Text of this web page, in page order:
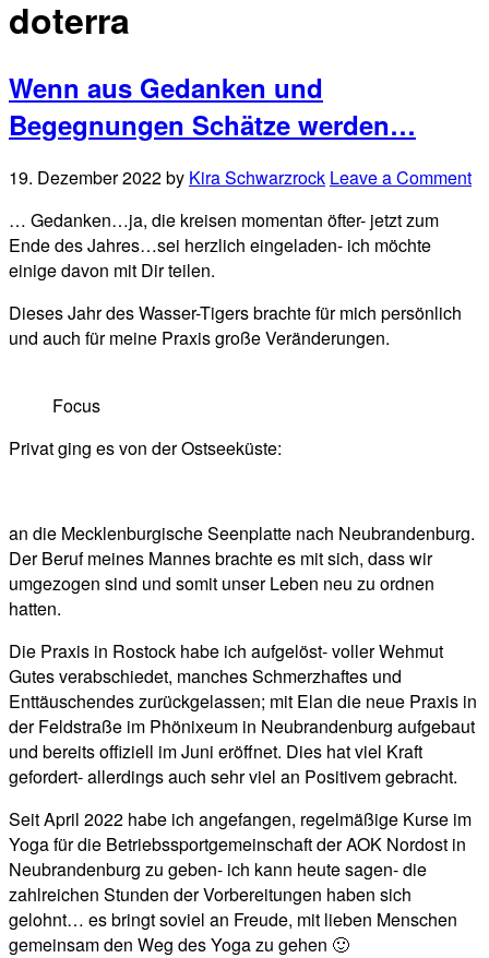
doterra
Wenn aus Gedanken und
Begegnungen Schätze werden…
19. Dezember 2022by Kira Schwarzrock Leave a Comment
… Gedanken…ja, die kreisen momentan öfter- jetzt zum
Ende des Jahres…sei herzlich eingeladen- ich möchte
einige davon mit Dir teilen.
Dieses Jahr des Wasser-Tigers brachte für mich persönlich
und auch für meine Praxis große Veränderungen.
Focus
Privat ging es von der Ostseeküste:
an die Mecklenburgische Seenplatte nach Neubrandenburg.
Der Beruf meines Mannes brachte es mit sich, dass wir
umgezogen sind und somit unser Leben neu zu ordnen
hatten.
Die Praxis in Rostock habe ich aufgelöst- voller Wehmut
Gutes verabschiedet, manches Schmerzhaftes und
Enttäuschendes zurückgelassen; mit Elan die neue Praxis in
der Feldstraße im Phönixeum in Neubrandenburg aufgebaut
und bereits offiziell im Juni eröffnet. Dies hat viel Kraft
gefordert- allerdings auch sehr viel an Positivem gebracht.
Seit April 2022 habe ich angefangen, regelmäßige Kurse im
Yoga für die Betriebssportgemeinschaft der AOK Nordost in
Neubrandenburg zu geben- ich kann heute sagen- die
zahlreichen Stunden der Vorbereitungen haben sich
gelohnt… es bringt soviel an Freude, mit lieben Menschen
gemeinsam den Weg des Yoga zu gehen 🙂